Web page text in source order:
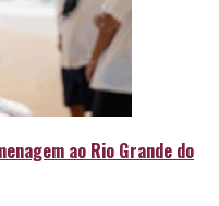
ao Rio Grande do